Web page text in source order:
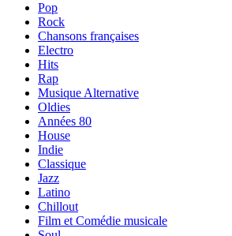
Pop
Rock
Chansons françaises
Electro
Hits
Rap
Musique Alternative
Oldies
Années 80
House
Indie
Classique
Jazz
Latino
Chillout
Film et Comédie musicale